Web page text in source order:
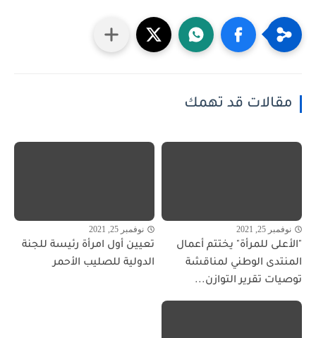
مقالات قد تهمك
نوفمبر 25, 2021
"الأعلى للمرأة" يختتم أعمال
المنتدى الوطني لمناقشة
توصيات تقرير التوازن...
نوفمبر 25, 2021
تعيين أول امرأة رئيسة للجنة
الدولية للصليب الأحمر